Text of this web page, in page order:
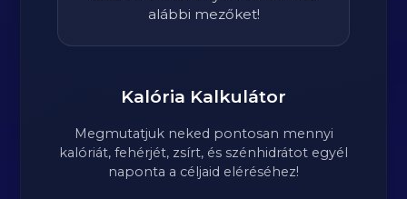
alábbi mezőket!
Kalória Kalkulátor
Megmutatjuk neked pontosan mennyi
kalóriát, fehérjét, zsírt, és szénhidrátot egyél
naponta a céljaid eléréséhez!